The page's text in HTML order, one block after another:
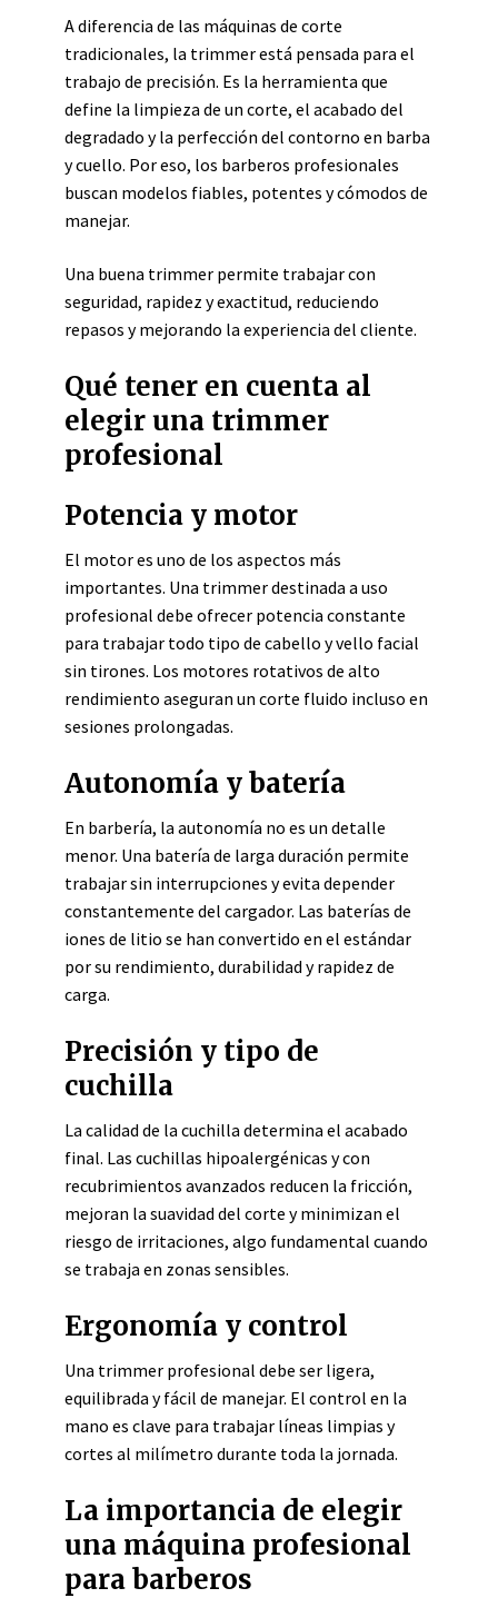
A diferencia de las máquinas de corte
tradicionales, la trimmer está pensada para el
trabajo de precisión. Es la herramienta que
define la limpieza de un corte, el acabado del
degradado y la perfección del contorno en barba
y cuello. Por eso, los barberos profesionales
buscan modelos fiables, potentes y cómodos de
manejar.
Una buena trimmer permite trabajar con
seguridad, rapidez y exactitud, reduciendo
repasos y mejorando la experiencia del cliente.
Qué tener en cuenta al
elegir una trimmer
profesional
Potencia y motor
El motor es uno de los aspectos más
importantes. Una trimmer destinada a uso
profesional debe ofrecer potencia constante
para trabajar todo tipo de cabello y vello facial
sin tirones. Los motores rotativos de alto
rendimiento aseguran un corte fluido incluso en
sesiones prolongadas.
Autonomía y batería
En barbería, la autonomía no es un detalle
menor. Una batería de larga duración permite
trabajar sin interrupciones y evita depender
constantemente del cargador. Las baterías de
iones de litio se han convertido en el estándar
por su rendimiento, durabilidad y rapidez de
carga.
Precisión y tipo de
cuchilla
La calidad de la cuchilla determina el acabado
final. Las cuchillas hipoalergénicas y con
recubrimientos avanzados reducen la fricción,
mejoran la suavidad del corte y minimizan el
riesgo de irritaciones, algo fundamental cuando
se trabaja en zonas sensibles.
Ergonomía y control
Una trimmer profesional debe ser ligera,
equilibrada y fácil de manejar. El control en la
mano es clave para trabajar líneas limpias y
cortes al milímetro durante toda la jornada.
La importancia de elegir
una máquina profesional
para barberos